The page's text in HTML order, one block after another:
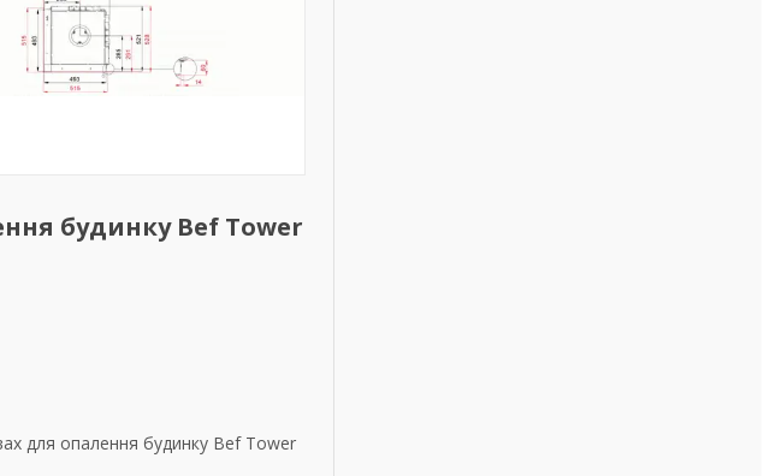
будинку Bef Tower
для опалення будинку Bef Tower